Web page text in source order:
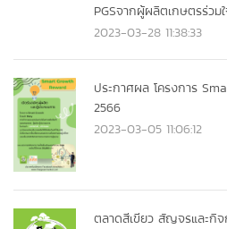
PGSจากผู้ผลิตเกษตรร่วม
2023-03-28 11:38:33
ประกาศผล โครงการ
2566
2023-03-05 11:06:12
ตลาดสีเขียว สัญจรและกิ